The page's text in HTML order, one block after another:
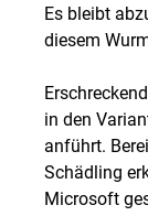
Es bleibt
diesem
in den
anführt.
Schädling
Microsoft